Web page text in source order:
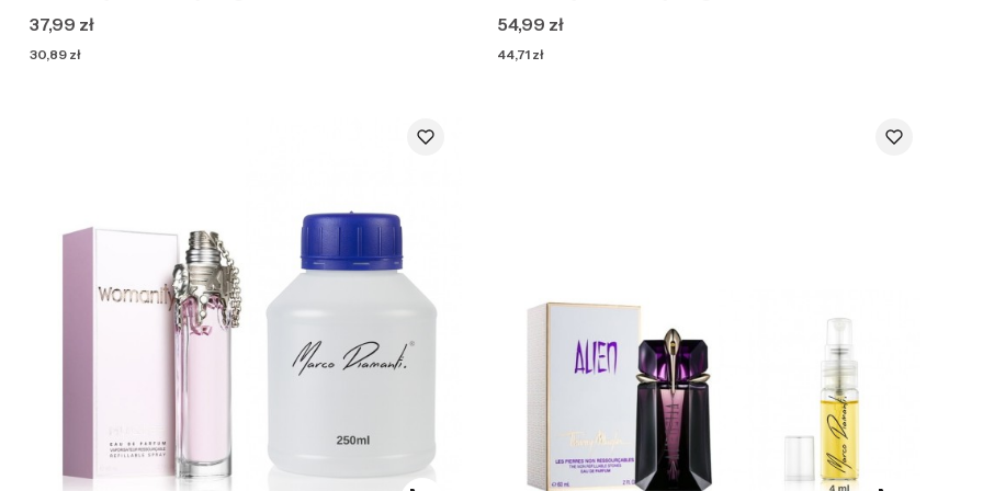
Cena
37,99 zł
Cena
30,89 zł
Cena
54,99 zł
Cena
44,71 zł